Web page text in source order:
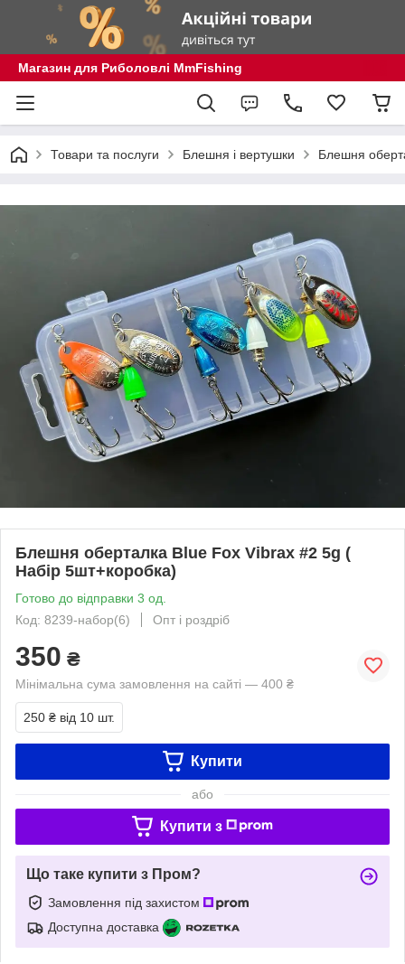
Магазин для Риболовлі MmFishing
Товари та послуги Блешня і вертушки Блешня
Блешня оберталка Blue Fox Vibrax #2 5g (
Набір 5шт+коробка)
Готово до відправки 3 од.
Код: 8239-набор(6)
Опт і роздріб
350 ₴
Мінімальна сума замовлення на сайті — 400 ₴
250 ₴ від 10 шт.
Купити
або
Купити з
Що таке купити з Пром?
Замовлення під захистом
Доступна доставка